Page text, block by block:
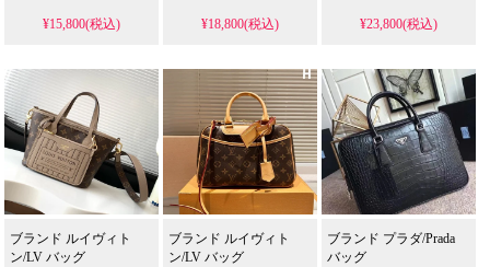
¥15,800(税込) ¥18,800(税込) ¥23,800(税込)
ブランド ルイヴィト
ン/LV バッグ
ブランド ルイヴィト
ン/LV バッグ
ブランド プラダ/Prada
バッグ